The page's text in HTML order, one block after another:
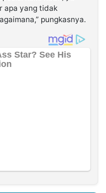
apa yang tidak
pungkasnya.